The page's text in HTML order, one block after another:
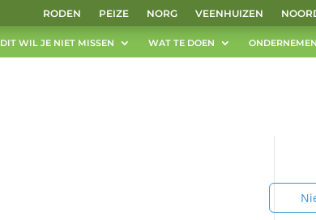
RODEN PEIZE NORG VEENHUIZEN
DIT WIL JE NIET MISSEN WAT TE DOEN